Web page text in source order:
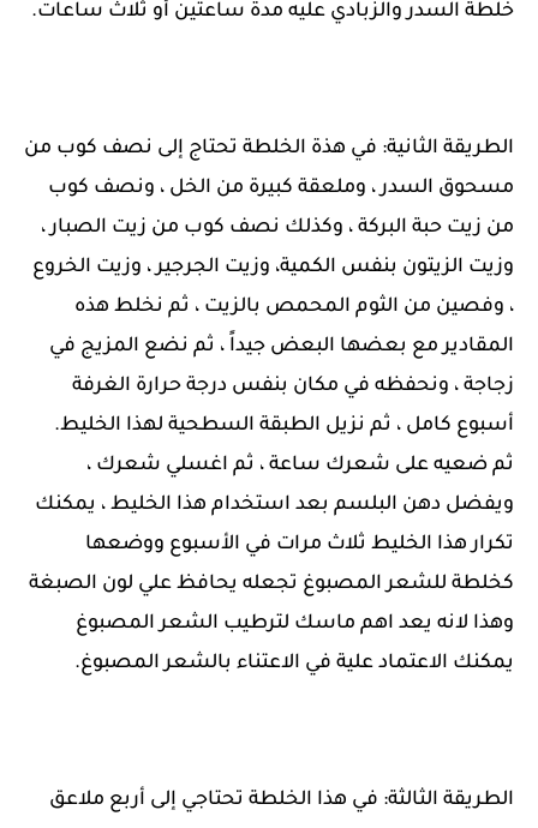
خلطة السدر والزبادي عليه مدة ساعتين أو ثلاث ساعات.
الطريقة الثانية: في هذة الخلطة تحتاج إلى نصف كوب من
مسحوق السدر ، وملعقة كبيرة من الخل ، ونصف كوب
من زيت حبة البركة ، وكذلك نصف كوب من زيت الصبار ،
وزيت الزيتون بنفس الكمية، وزيت الجرجير ، وزيت الخروع
، وفصين من الثوم المحمص بالزيت ، ثم نخلط هذه
المقادير مع بعضها البعض جيداً ، ثم نضع المزيج في
زجاجة ، ونحفظه في مكان بنفس درجة حرارة الغرفة
أسبوع كامل ، ثم نزيل الطبقة السطحية لهذا الخليط.
ثم ضعيه على شعرك ساعة ، ثم اغسلي شعرك ،
ويفضل دهن البلسم بعد استخدام هذا الخليط ، يمكنك
تكرار هذا الخليط ثلاث مرات في الأسبوع ووضعها
كخلطة للشعر المصبوغ تجعله يحافظ علي لون الصبغة
وهذا لانه يعد اهم ماسك لترطيب الشعر المصبوغ
يمكنك الاعتماد علية في الاعتناء بالشعر المصبوغ.
الطريقة الثالثة: في هذا الخلطة تحتاجي إلى أربع ملاعق